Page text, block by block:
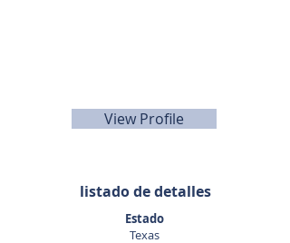
View Profile
listado de detalles
Estado
Texas